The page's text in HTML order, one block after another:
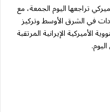
تراجعها اليوم الجمعة، مع
في الشرق الأوسط وتركيز
الأميركية الإيرانية المرتقبة